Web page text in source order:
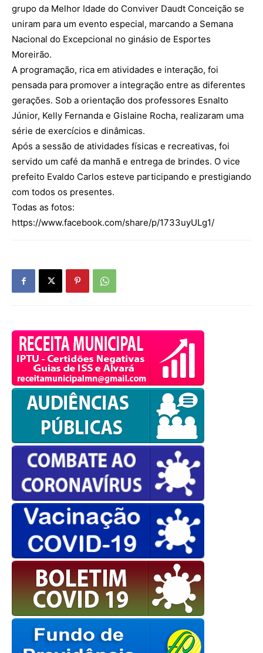
grupo da Melhor Idade do Conviver Daudt Conceição se
uniram para um evento especial, marcando a Semana
Nacional do Excepcional no ginásio de Esportes
Moreirão.
A programação, rica em atividades e interação, foi
pensada para promover a integração entre as diferentes
gerações. Sob a orientação dos professores Esnalto
Júnior, Kelly Fernanda e Gislaine Rocha, realizaram uma
série de exercícios e dinâmicas.
Após a sessão de atividades físicas e recreativas, foi
servido um café da manhã e entrega de brindes. O vice
prefeito Evaldo Carlos esteve participando e prestigiando
com todos os presentes.
Todas as fotos:
https://www.facebook.com/share/p/1733uyULg1/